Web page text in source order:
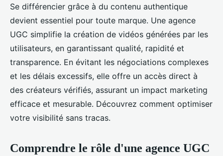
Agence ugc : boostez votre
visibilité avec du contenu
authentique
Florian•4 septembre 2025• 4 min de lecture
Se différencier grâce à du contenu authentique
devient essentiel pour toute marque. Une agence
UGC simplifie la création de vidéos générées par les
utilisateurs, en garantissant qualité, rapidité et
transparence. En évitant les négociations complexes
et les délais excessifs, elle offre un accès direct à
des créateurs vérifiés, assurant un impact marketing
efficace et mesurable. Découvrez comment optimiser
votre visibilité sans tracas.
Comprendre le rôle d'une agence UGC